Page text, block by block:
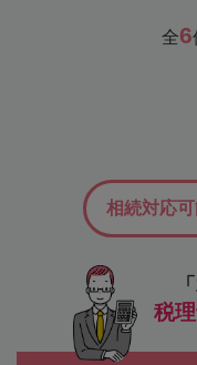
全6
税
相続対応